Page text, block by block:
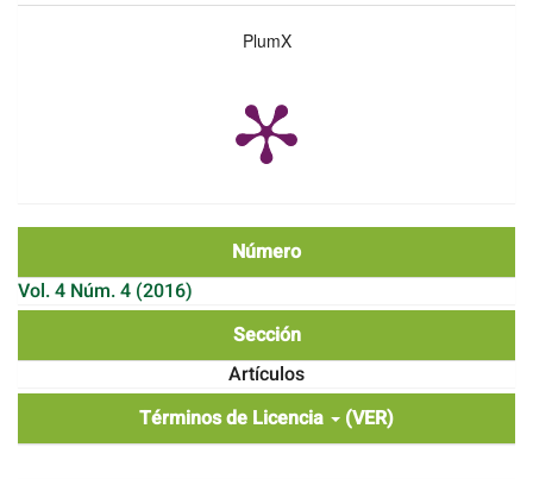
PlumX
Número
Vol. 4 Núm. 4 (2016)
Sección
Artículos
Términos de Licencia
(VER)